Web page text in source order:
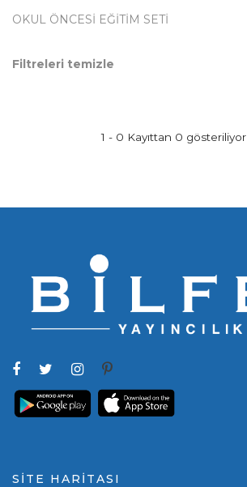
OKUL ÖNCESİ EĞİTİM SETİ
Filtreleri temizle
1 - 0 Kayıttan 0 gösteriliyor
SİTE HARİTASI